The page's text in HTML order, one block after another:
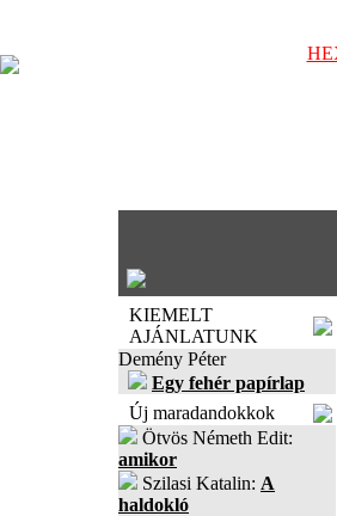
KIEMELT
AJÁNLATUNK
Demény Péter
Egy fehér papírlap
Új maradandokkok
Ötvös Németh Edit:
amikor
Szilasi Katalin: A
haldokló